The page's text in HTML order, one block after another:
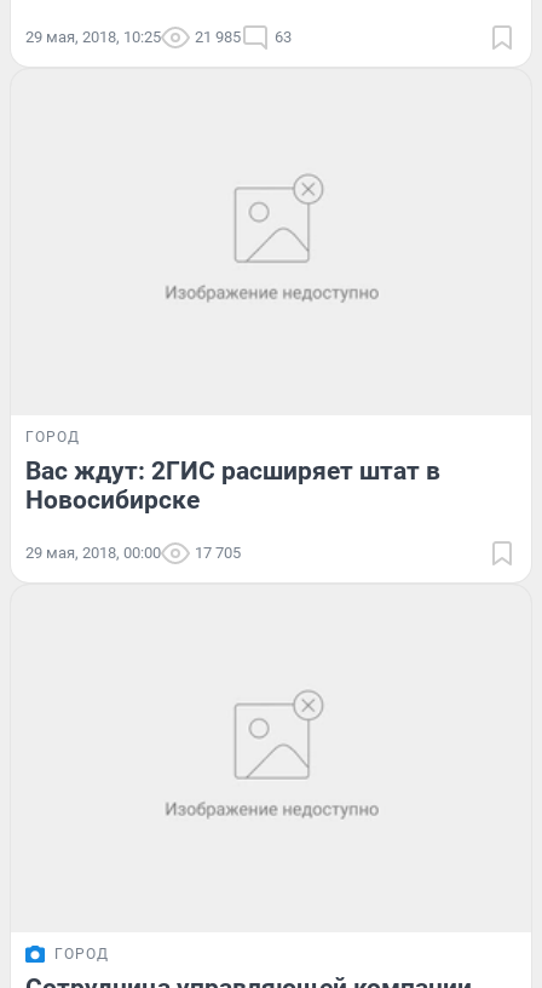
29 мая, 2018, 10:25 21 985 63
ГОРОД
Вас ждут: 2ГИС расширяет штат в
Новосибирске
29 мая, 2018, 00:00 17 705
ГОРОД